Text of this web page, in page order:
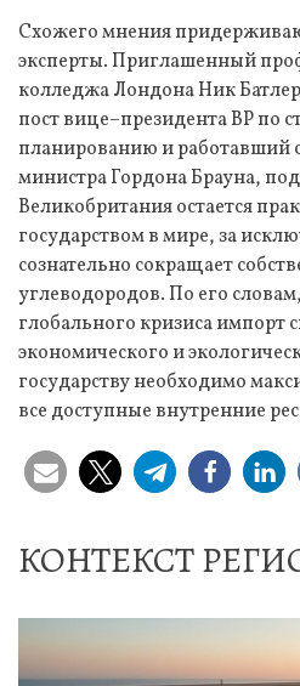
Схожего мнения
эксперты. Приглашенный
колледжа Лондона Ник
пост вице–президента BP по
планированию и работавший
министра Гордона Брауна,
Великобритания остается
государством в мире, за
сознательно сокращает
углеводородов. По его
глобального кризиса импорт
экономического и
государству необходимо
все доступные внутренние
КОНТЕКСТ